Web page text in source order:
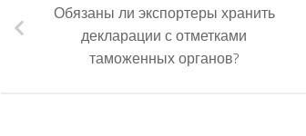
Обязаны ли экспортеры хранить
декларации с отметками
таможенных органов?